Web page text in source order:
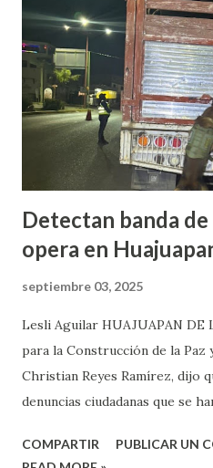
originaron que el edil perdiera
el presidente municipal el 6 de
carretera Huajuapan-Puebla
Petlalcingo , Puebla, cuando
lo bajaron de sus camioneta y
extorsión, donde le pedían una
Detectan banda
opera en
septiembre 03, 2025
Lesli Aguilar HUAJUAPAN DE
para la Construcción de la Paz
Christian Reyes Ramírez, dijo
denuncias ciudadanas que se
dedican a robar carros y
COMPARTIR
PUBLICAR UN